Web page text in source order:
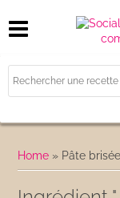
Home » Pâte